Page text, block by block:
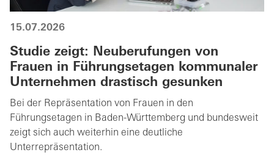
15.07.2026
Studie zeigt: Neuberufungen von
Frauen in Führungsetagen kommunaler
Unternehmen drastisch gesunken
Bei der Repräsentation von Frauen in den
Führungsetagen in Baden-Württemberg und bundesweit
zeigt sich auch weiterhin eine deutliche
Unterrepräsentation.